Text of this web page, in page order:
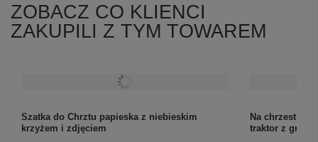
ZOBACZ CO KLIENCI
ZAKUPILI Z TYM TOWAREM
Szatka do Chrztu papieska z niebieskim
krzyżem i zdjęciem
Na chrzest i
traktor z